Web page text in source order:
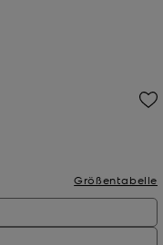
Größentabelle